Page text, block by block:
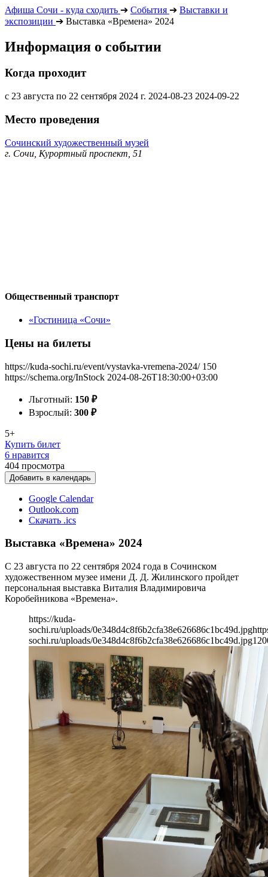
Афиша Сочи - куда сходить ➔ События ➔ Выставки и
экспозиции ➔ Выставка «Времена» 2024
Информация о событии
Когда проходит
с 23 августа по 22 сентября 2024 г. 2024-08-23 2024-09-22
Место проведения
Сочинский художественный музей
г. Сочи, Курортный проспект, 51
Общественный транспорт
«Гостиница «Сочи»
Цены на билеты
https://kuda-sochi.ru/event/vystavka-vremena-2024/ 150
https://schema.org/InStock 2024-08-26T18:30:00+03:00
Льготный: 150 ₽
Взрослый: 300 ₽
5+
Купить билет
6 нравится
404 просмотра
Добавить в календарь
Google Calendar
Outlook.com
Скачать .ics
Выставка «Времена» 2024
С 23 августа по 22 сентября 2024 года в Сочинском
художественном музее имени Д. Д. Жилинского пройдет
персональная выставка Виталия Владимировича
Коробейникова «Времена».
https://kuda-
sochi.ru/uploads/0e348d4c8f6b2cfa38e626686c1bc49d.jpg
sochi.ru/uploads/0e348d4c8f6b2cfa38e626686c1bc49d.jpg